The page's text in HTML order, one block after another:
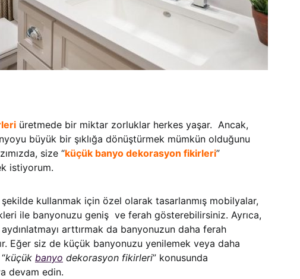
üretmede bir miktar zorluklar herkes yaşar. Ancak,
büyük bir şıklığa dönüştürmek mümkün olduğunu
size “küçük banyo dekorasyon fikirleri”
istiyorum.
şekilde kullanmak için özel olarak tasarlanmış mobilyalar,
ile banyonuzu geniş ve ferah gösterebilirsiniz. Ayrıca,
arttırmak da banyonuzun daha ferah
Eğer siz de küçük banyonuzu yenilemek veya daha
küçük banyo dekorasyon fikirleri” konusunda
devam edin.